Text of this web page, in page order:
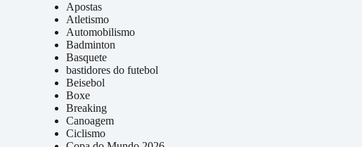
Apostas
Atletismo
Automobilismo
Badminton
Basquete
bastidores do futebol
Beisebol
Boxe
Breaking
Canoagem
Ciclismo